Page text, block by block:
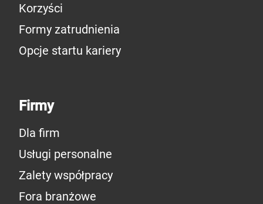
Korzyści
Formy zatrudnienia
Opcje startu kariery
Firmy
Dla firm
Usługi personalne
Zalety współpracy
Fora branżowe